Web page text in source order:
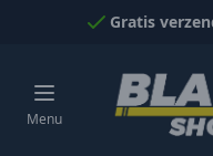
Naar inhoud gaan
Gratis
Menu